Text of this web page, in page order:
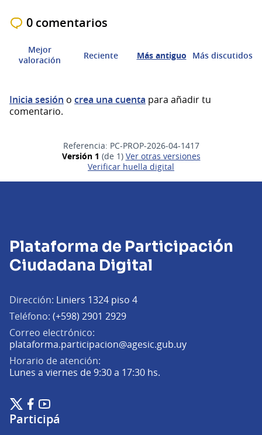
0 comentarios
Mejor
valoración
Reciente Más antiguo Más discutidos
Inicia sesión o crea una cuenta para añadir tu
comentario.
Referencia: PC-PROP-2026-04-1417
Versión 1 (de 1)
ver otras versiones
Verificar huella digital
Plataforma de Participación
Ciudadana Digital
Dirección: Liniers 1324 piso 4
Teléfono: (+598) 2901 2929
Correo electrónico:
plataforma.participacion@agesic.gub.uy(Abrir en una
Horario de atención:
Lunes a viernes de 9:30 a 17:30 hs.
Plataforma de Participación Ciudadana Digital en X
(Enlace externo)
Plataforma de Participación Ciudadana Digital en Facebook
(Enlace externo)
Plataforma de Participación Ciudadana Digital en
(Enlace externo)
Participá